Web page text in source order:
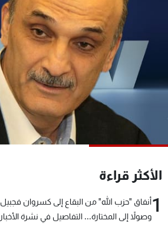
الأكثر قراءة
1أنفاق "حزب الله" من البقاع إلى كسروان فجبيل
وصولاً إلى المختارة... التفاصيل في نشرة الأخبار
البرامج
جدول البرامج
شاهد البرامج
الترددات
الإنـتـاج
وظائف
تواصل معنا